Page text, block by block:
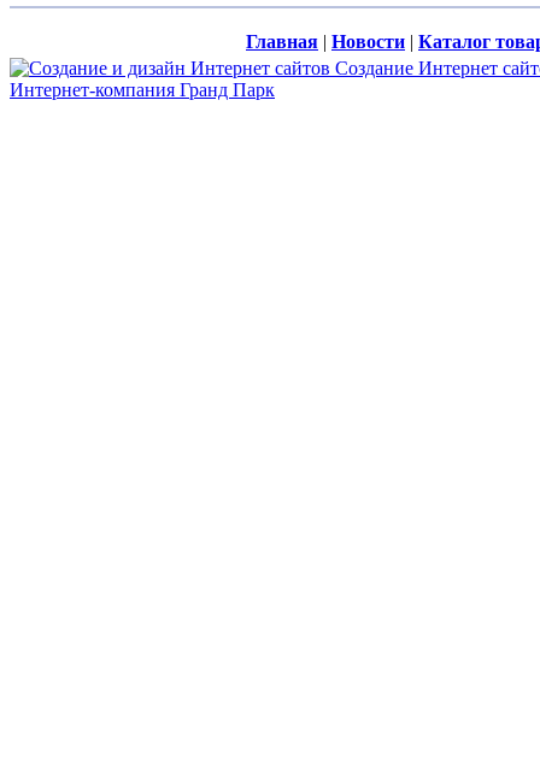
Главная | Новости | Каталог
Создание Интернет
Интернет-компания Гранд Парк